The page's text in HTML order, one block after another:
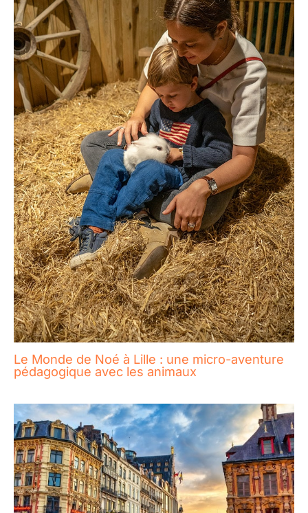
Le Monde de Noé à Lille : une micro-aventure
pédagogique avec les animaux